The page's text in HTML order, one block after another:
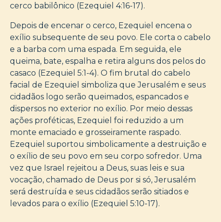
cerco babilônico (Ezequiel 4:16-17).
Depois de encenar o cerco, Ezequiel encena o
exílio subsequente de seu povo. Ele corta o cabelo
e a barba com uma espada. Em seguida, ele
queima, bate, espalha e retira alguns dos pelos do
casaco (Ezequiel 5:1-4). O fim brutal do cabelo
facial de Ezequiel simboliza que Jerusalém e seus
cidadãos logo serão queimados, espancados e
dispersos no exterior no exílio. Por meio dessas
ações proféticas, Ezequiel foi reduzido a um
monte emaciado e grosseiramente raspado.
Ezequiel suportou simbolicamente a destruição e
o exílio de seu povo em seu corpo sofredor. Uma
vez que Israel rejeitou a Deus, suas leis e sua
vocação, chamado de Deus por si só, Jerusalém
será destruída e seus cidadãos serão sitiados e
levados para o exílio (Ezequiel 5:10-17).